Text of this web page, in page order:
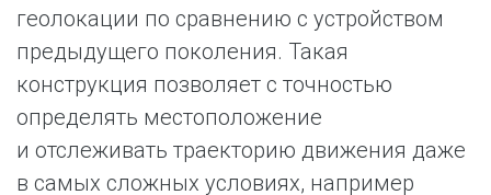
геолокации по сравнению с устройством
предыдущего поколения. Такая
конструкция позволяет с точностью
определять местоположение
и отслеживать траекторию движения даже
в самых сложных условиях, например